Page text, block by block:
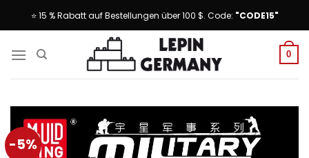
⭐ 15 % Rabatt auf Bestellungen über 100 $. Code: "CODE15"
0
-5%